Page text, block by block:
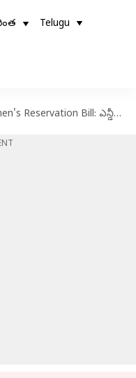
Telugu
Bill: ఎన్డీఏ, యూపీఏ మహిళా రిజర్వేషన్ బిల్లుల మధ్య తేడా ఏంటి?